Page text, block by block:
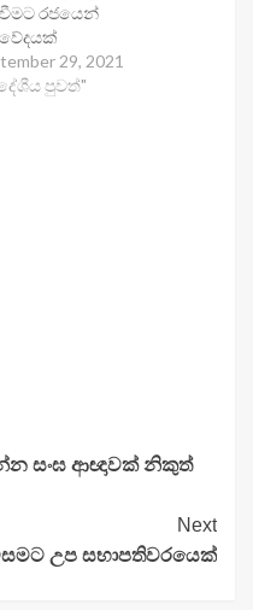
රජයෙන්
29, 2021
පුවත්"
සංඝ ආඥාවක් නිකුත්
Next
උප සභාපතිවරයෙක්